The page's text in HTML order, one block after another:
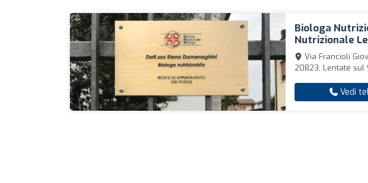
Biologa
Nutrizionale
Via Francioli
20823, Lentate sul
Vedi